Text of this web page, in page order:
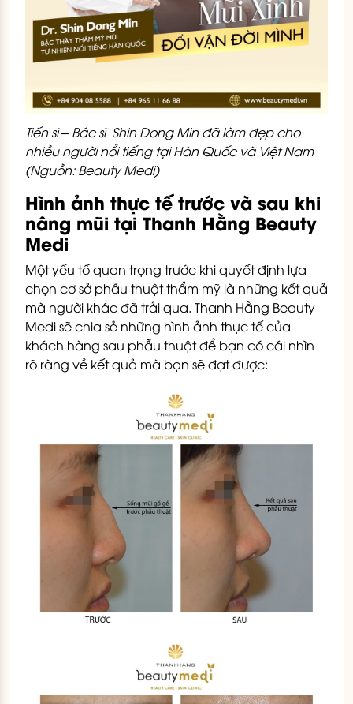
Tiến sĩ – Bác sĩ Shin Dong Min đã làm đẹp cho
nhiều người nổi tiếng tại Hàn Quốc và Việt Nam
(Nguồn: Beauty Medi)
Hình ảnh thực tế trước và sau khi
nâng mũi tại Thanh Hằng Beauty
Medi
Một yếu tố quan trọng trước khi quyết định lựa
chọn cơ sở phẫu thuật thẩm mỹ là những kết quả
mà người khác đã trải qua. Thanh Hằng Beauty
Medi sẽ chia sẻ những hình ảnh thực tế của
khách hàng sau phẫu thuật để bạn có cái nhìn
rõ ràng về kết quả mà bạn sẽ đạt được: